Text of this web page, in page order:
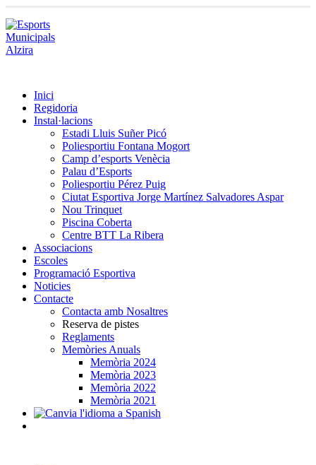
Inici
Regidoria
Instal·lacions
Estadi Lluis Suñer Picó
Poliesportiu Fontana Mogort
Camp d’esports Venècia
Palau d’Esports
Poliesportiu Pérez Puig
Ciutat Esportiva Jorge Martínez Salvadores Aspar
Nou Trinquet
Piscina Coberta
Centre BTT La Ribera
Associacions
Escoles
Programació Esportiva
Noticies
Contacte
Contacta amb Nosaltres
Reserva de pistes
Reglaments
Memòries Anuals
Memòria 2024
Memòria 2023
Memòria 2022
Memòria 2021